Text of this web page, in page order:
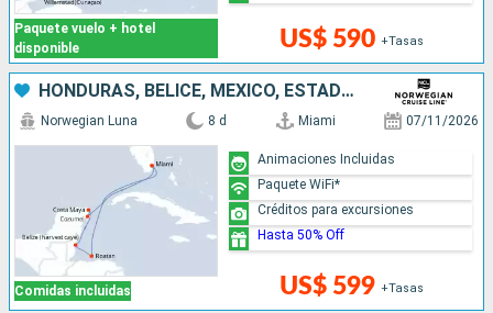
Paquete vuelo + hotel
disponible
US$ 590 +Tasas
HONDURAS, BELICE, MÉXICO, ESTADOS UNIDOS
Comidas incluidas
Norwegian Luna 8 d Miami 07/11/2026
US$ 599 +Tasas
Animaciones Incluidas
Paquete WiFi*
Créditos para excursiones
Hasta 50% Off